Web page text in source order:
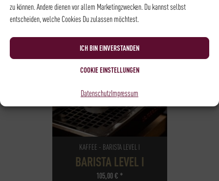
zu können. Andere dienen vor allem Marketingzwecken. Du kannst selbst
entscheiden, welche Cookies Du zulassen möchtest.
ICH BIN EINVERSTANDEN
COOKIE EINSTELLUNGEN
DatenschutzImpressum
KAFFEE - BARISTA LEVEL I
BARISTA LEVEL I
105,00€ *